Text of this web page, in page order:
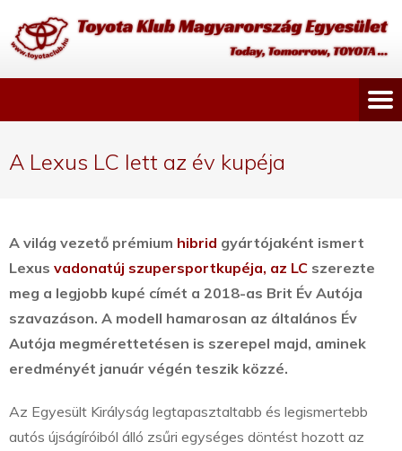
A Lexus LC lett az év kupéja
A világ vezető prémium hibrid gyártójaként ismert
Lexus vadonatúj szupersportkupéja, az LC szerezte
meg a legjobb kupé címét a 2018-as Brit Év Autója
szavazáson. A modell hamarosan az általános Év
Autója megmérettetésen is szerepel majd, aminek
eredményét január végén teszik közzé.
Az Egyesült Királyság legtapasztaltabb és legismertebb
autós újságíróiból álló zsűri egységes döntést hozott az